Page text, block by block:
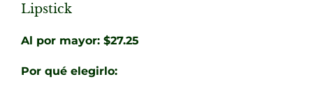
Lipstick
Al por mayor: $27.25
Por qué elegirlo: